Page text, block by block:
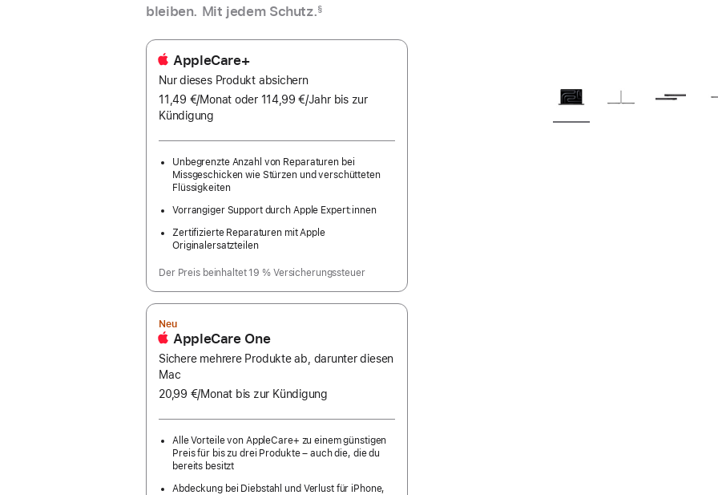
bleiben. Mit jedem Schutz.§
AppleCare+
Nur dieses Produkt absichern
11,49 €/Monat pro
oder 114,99 €/Jahr Pro
bis zur
Kündigung
Unbegrenzte Anzahl von Reparaturen bei
Missgeschicken wie Stürzen und verschütteten
Flüssigkeiten
Vorrangiger Support durch Apple Expert:innen
Zertifizierte Reparaturen mit Apple
Originalersatzteilen
Der Preis beinhaltet 19 % Versicherungssteuer
Neu
AppleCare One
Sichere mehrere Produkte ab, darunter diesen
Mac
20,99 €/Monat pro
bis zur Kündigung
Alle Vorteile von AppleCare+ zu einem günstigen
Preis für bis zu drei Produkte – auch die, die du
bereits besitzt
Abdeckung bei Diebstahl und Verlust für iPhone,